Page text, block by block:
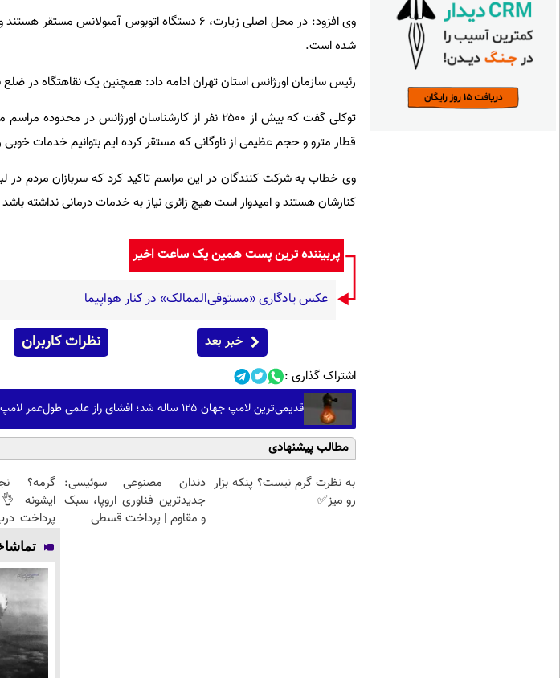
وی افزود: در محل اصلی زیارت، ۶ دستگاه اتوبوس
شده است.
رئیس سازمان اورژانس استان تهران ادامه داد: همچنین یک نقاهتگاه در
قطار مترو و حجم عظیمی از ناوگانی که مستقر کرده ایم بتوانیم خدمات خوبی
وی خطاب به شرکت کنندگان در این مراسم تاکید کرد که سربازان مردم در
کنارشان هستند و امیدوار است هیچ زائری نیاز به خدمات درمانی نداشته
پربیننده ترین پست همین یک ساعت اخیر
عکس یادگاری «مستوفی‌الممالک» در کنار هواپیما
خبر بعد نظرات کاربران
اشتراک گذاری :
قدیمی‌ترین لامپ جهان ۱۲۵ ساله شد؛ افشای راز علمی طول‌عمر لامپ سنتنیال
مطالب پیشنهادی
به نظرت گرم نیست؟ پنکه بزار
رو میز✅
دندان مصنوعی سوئیسی:
جدیدترین فناوری اروپا، سبک
و مقاوم | پرداخت قسطی
گرمه؟
پرداخت